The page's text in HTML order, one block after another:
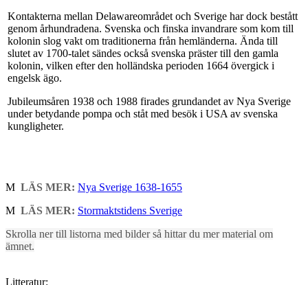
Kontakterna mellan Delawareområdet och Sverige har dock bestått
genom århundradena. Svenska och finska invandrare som kom till
kolonin slog vakt om traditionerna från hemländerna. Ända till
slutet av 1700-talet sändes också svenska präster till den gamla
kolonin, vilken efter den holländska perioden 1664 övergick i
engelsk ägo.
Jubileumsåren 1938 och 1988 firades grundandet av Nya Sverige
under betydande pompa och ståt med besök i USA av svenska
kungligheter.
M LÄS MER: Nya Sverige 1638-1655
M LÄS MER: Stormaktstidens Sverige
Skrolla ner till listorna med bilder så hittar du mer material om
ämnet.
Litteratur: